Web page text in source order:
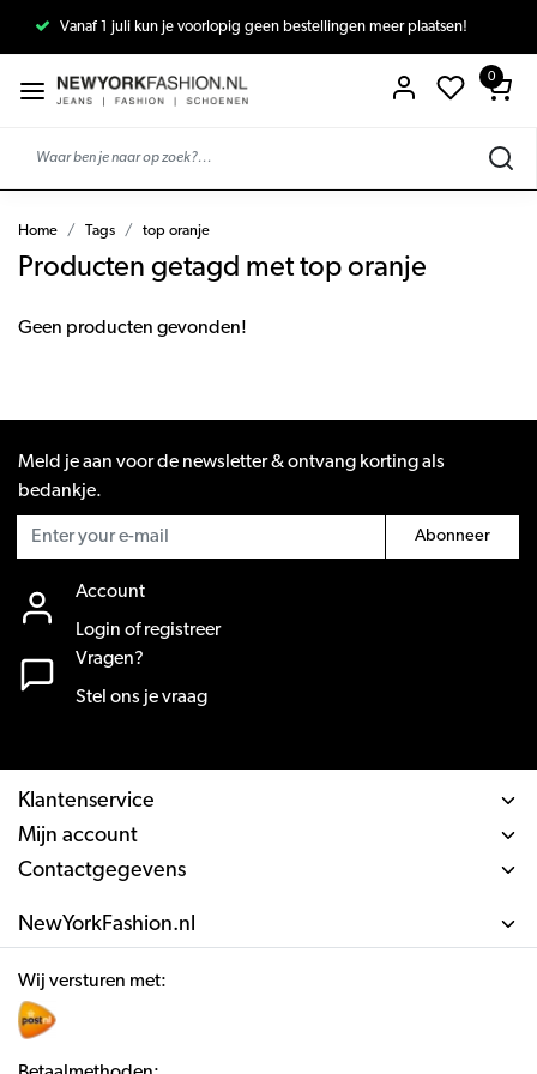
Vanaf 1 juli kun je voorlopig geen bestellingen meer plaatsen!
0
Home Tags top oranje
Producten getagd met top oranje
Geen producten gevonden!
Meld je aan voor de newsletter & ontvang korting als
bedankje.
Abonneer
Account
Login of registreer
Vragen?
Stel ons je vraag
Klantenservice
Mijn account
Contactgegevens
NewYorkFashion.nl
Wij versturen met: